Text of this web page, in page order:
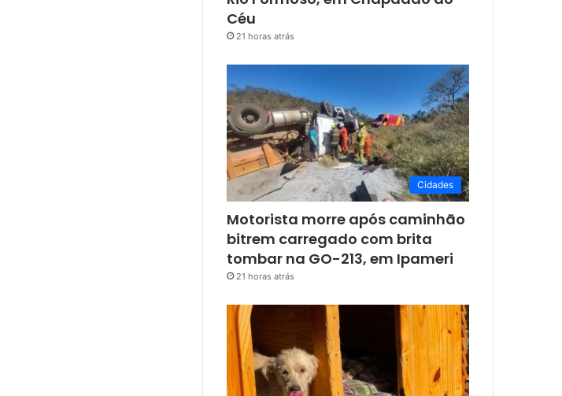
Céu
21 horas atrás
Cidades
Motorista morre após caminhão
bitrem carregado com brita
tombar na GO-213, em Ipameri
21 horas atrás